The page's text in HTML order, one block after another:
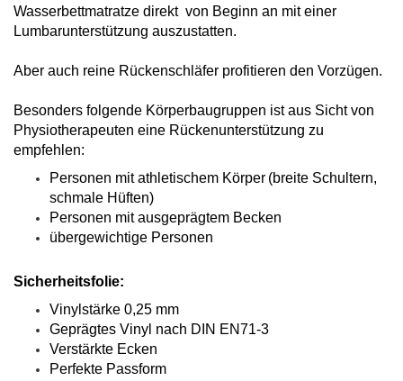
Wasserbettmatratze direkt von Beginn an mit einer
Lumbarunterstützung auszustatten.
Aber auch reine Rückenschläfer profitieren den Vorzügen.
Besonders folgende Körperbaugruppen ist aus Sicht von
Physiotherapeuten eine Rückenunterstützung zu
empfehlen:
Personen mit athletischem Körper (breite Schultern,
schmale Hüften)
Personen mit ausgeprägtem Becken
übergewichtige Personen
Sicherheitsfolie:
Vinylstärke 0,25 mm
Geprägtes Vinyl nach DIN EN71-3
Verstärkte Ecken
Perfekte Passform